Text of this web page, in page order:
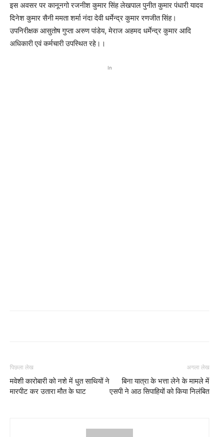
इस अवसर पर कानूनगो रजनीश कुमार सिंह लेखपाल पुनीत कुमार पंधारी यादव
दिनेश कुमार सैनी ममता शर्मा नंदा देवी धर्मेन्द्र कुमार रणजीत सिंह।
उपनिरीक्षक आसुतोष गुप्ता अरुण पांडेय, मेराज अहमद धर्मेन्द्र कुमार आदि
अधिकारी एवं कर्मचारी उपस्थित रहे।।
In
पिछला लेख
मवेशी कारोबारी को नशे में धुत साथियों ने
मारपीट कर उतारा मौत के घाट
अगला लेख
बिना यात्रा के भत्ता लेने के मामले में
एसपी ने आठ सिपाहियों को किया निलंबित